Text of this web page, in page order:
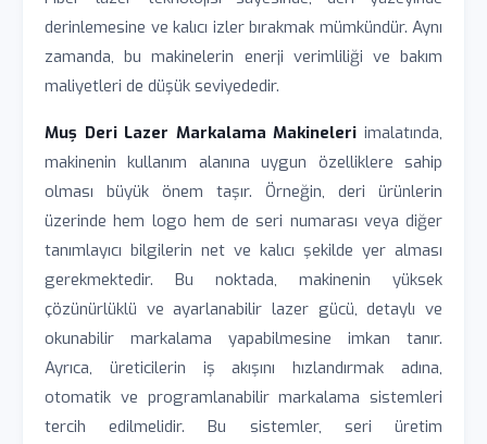
derinlemesine ve kalıcı izler bırakmak mümkündür. Aynı
zamanda, bu makinelerin enerji verimliliği ve bakım
maliyetleri de düşük seviyededir.
Muș Deri Lazer Markalama Makineleri imalatında,
makinenin kullanım alanına uygun özelliklere sahip
olması büyük önem taşır. Örneğin, deri ürünlerin
üzerinde hem logo hem de seri numarası veya diğer
tanımlayıcı bilgilerin net ve kalıcı şekilde yer alması
gerekmektedir. Bu noktada, makinenin yüksek
çözünürlüklü ve ayarlanabilir lazer gücü, detaylı ve
okunabilir markalama yapabilmesine imkan tanır.
Ayrıca, üreticilerin iş akışını hızlandırmak adına,
otomatik ve programlanabilir markalama sistemleri
tercih edilmelidir. Bu sistemler, seri üretim